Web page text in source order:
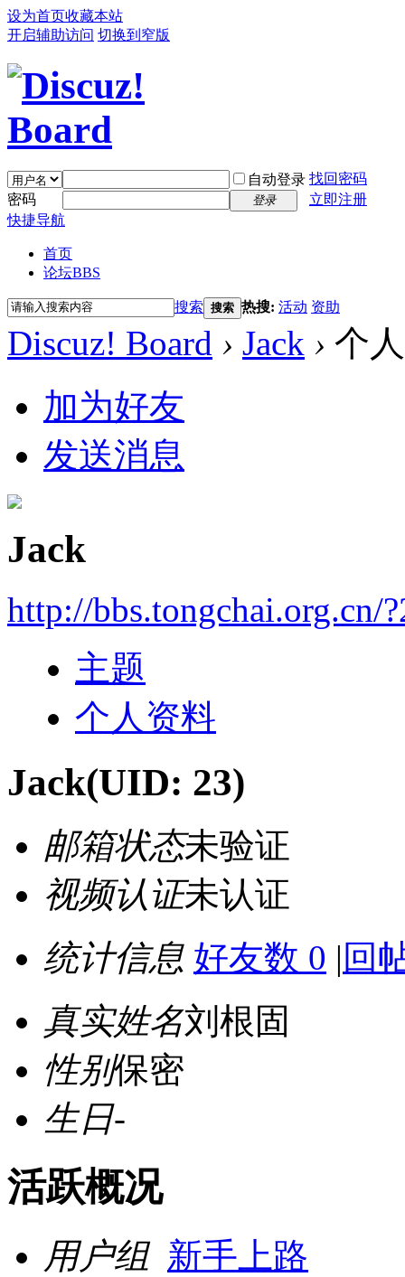
设为首页收藏本站
开启辅助访问 切换到窄版
自动登录 找回密码
密码
登录
立即注册
快捷导航
首页
论坛BBS
搜索 搜索 热搜: 活动 资助
Discuz! Board › Jack › 个
加为好友
发送消息
Jack
http://bbs.tongchai.org.cn/
主题
个人资料
Jack(UID: 23)
邮箱状态未验证
视频认证未认证
统计信息 好友数 0 | 回
真实姓名刘根固
性别保密
生日-
活跃概况
用户组 新手上路